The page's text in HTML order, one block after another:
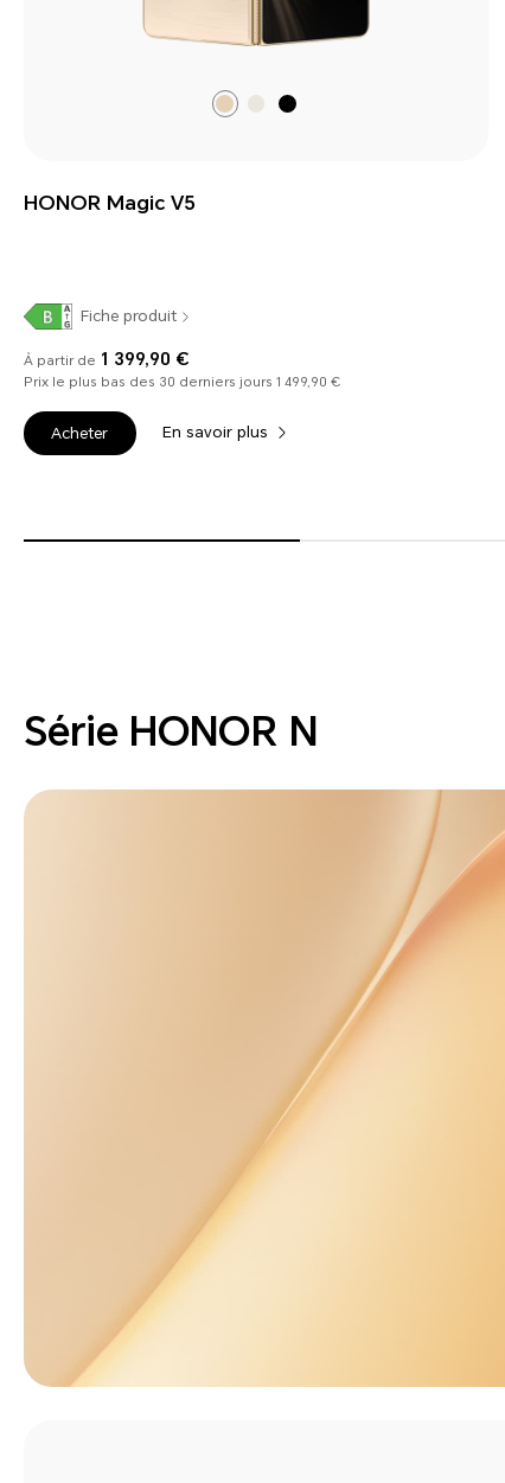
DawnIvoryBlack
HONOR Magic V5
Fiche produit
À partir de 1 399,90 €
Prix le plus bas des 30 derniers jours 1 499,90 €
Acheter En savoir plus
Série HONOR N